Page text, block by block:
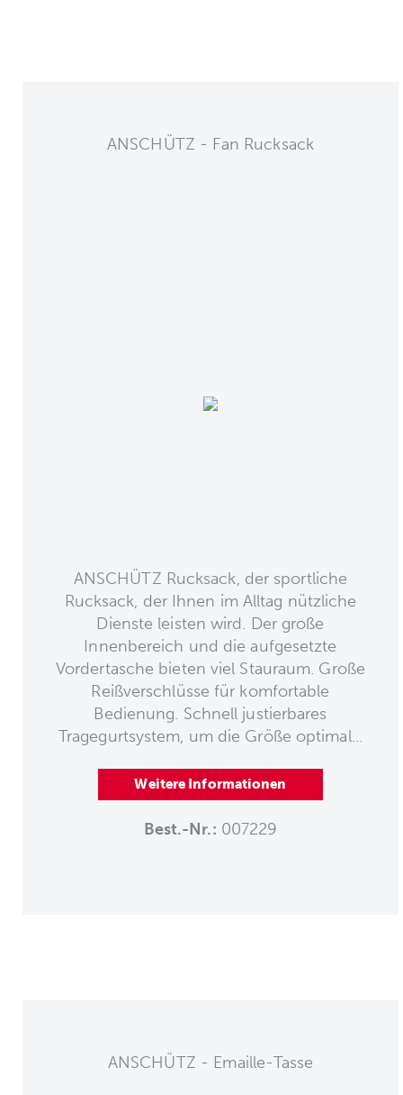
ANSCHÜTZ - Fan Rucksack
ANSCHÜTZ Rucksack, der sportliche
Rucksack, der Ihnen im Alltag nützliche
Dienste leisten wird. Der große
Innenbereich und die aufgesetzte
Vordertasche bieten viel Stauraum. Große
Reißverschlüsse für komfortable
Bedienung. Schnell justierbares
Tragegurtsystem, um die Größe optimal...
Weitere Informationen
Best.-Nr.: 007229
ANSCHÜTZ - Emaille-Tasse